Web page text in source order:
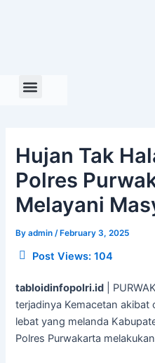
Hujan Tak
Polres
Melayani
Byadmin /February 3, 2025
Post Views: 104
tabloidinfopolri.id |
terjadinya Kemacetan
lebat yang melanda
Polres Purwakarta